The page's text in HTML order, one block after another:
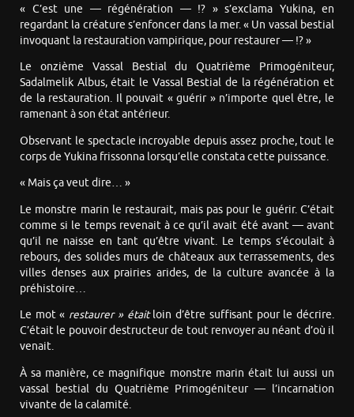
« C’est une — régénération — !? » s’exclama Yukina, en
regardant la créature s’enfoncer dans la mer. « Un vassal bestial
invoquant la restauration vampirique, pour restaurer — !? »
Le onzième Vassal Bestial du Quatrième Primogéniteur,
Sadalmelik Albus, était le Vassal Bestial de la régénération et
de la restauration. Il pouvait « guérir » n’importe quel être, le
ramenant à son état antérieur.
Observant le spectacle incroyable depuis assez proche, tout le
corps de Yukina frissonna lorsqu’elle constata cette puissance.
« Mais ça veut dire… »
Le monstre marin le restaurait, mais pas pour le guérir. C’était
comme si le temps revenait à ce qu’il avait été avant — avant
qu’il ne naisse en tant qu’être vivant. Le temps s’écoulait à
rebours, des solides murs de châteaux aux terrassements, des
villes denses aux prairies arides, de la culture avancée à la
préhistoire…
Le mot « restaurer » étaitloin d’être suffisant pour le décrire.
C’était le pouvoir destructeur de tout renvoyer au néant d’où il
venait.
À sa manière, ce magnifique monstre marin était lui aussi un
vassal bestial du Quatrième Primogéniteur — l’incarnation
vivante de la calamité.